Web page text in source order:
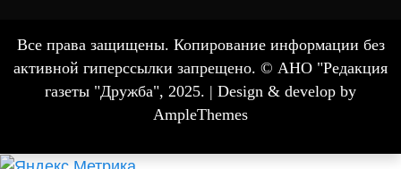
Все права защищены. Копирование информации без
активной гиперссылки запрещено. © АНО "Редакция
газеты "Дружба", 2025. | Design & develop by
AmpleThemes